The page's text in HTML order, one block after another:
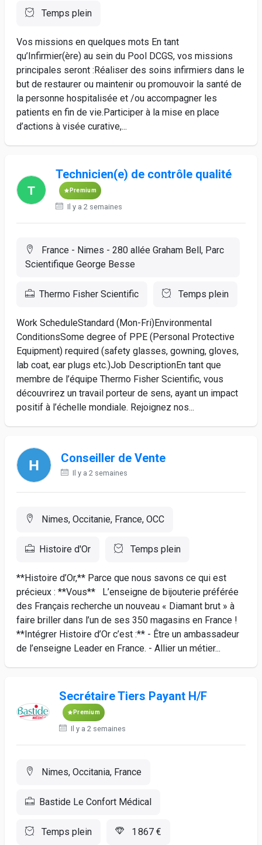
Temps plein
Vos missions en quelques mots En tant
qu’Infirmier(ère) au sein du Pool DCGS, vos missions
principales seront :Réaliser des soins infirmiers dans le
but de restaurer ou maintenir ou promouvoir la santé de
la personne hospitalisée et /ou accompagner les
patients en fin de vie.Participer à la mise en place
d’actions à visée curative,...
Technicien(e) de contrôle qualité
Premium
Il y a 2 semaines
France - Nimes - 280 allée Graham Bell, Parc
Scientifique George Besse
Thermo Fisher Scientific Temps plein
Work ScheduleStandard (Mon-Fri)Environmental
ConditionsSome degree of PPE (Personal Protective
Equipment) required (safety glasses, gowning, gloves,
lab coat, ear plugs etc.)Job DescriptionEn tant que
membre de l’équipe Thermo Fisher Scientific, vous
découvrirez un travail porteur de sens, ayant un impact
positif à l’échelle mondiale. Rejoignez nos...
Conseiller de Vente
Il y a 2 semaines
Nimes, Occitanie, France, OCC
Histoire d'Or Temps plein
**Histoire d’Or,** Parce que nous savons ce qui est
précieux : **Vous** L’enseigne de bijouterie préférée
des Français recherche un nouveau « Diamant brut » à
faire briller dans l’un de ses 350 magasins en France !
**Intégrer Histoire d’Or c’est :** - Être un ambassadeur
de l’enseigne Leader en France. - Allier un métier...
Secrétaire Tiers Payant H/F
Premium
Il y a 2 semaines
Nimes, Occitania, France
Bastide Le Confort Médical
Temps plein 1 867 €